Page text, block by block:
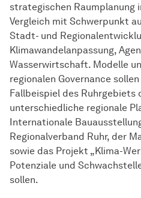
strategischen Raumplanung
Vergleich mit Schwerpunkt
Stadt- und
Klimawandelanpassung,
Wasserwirtschaft. Modelle
regionalen Governance
Fallbeispiel des
unterschiedliche regionale
Internationale
Regionalverband Ruhr, der
sowie das Projekt „Klima-
Potenziale und
sollen.